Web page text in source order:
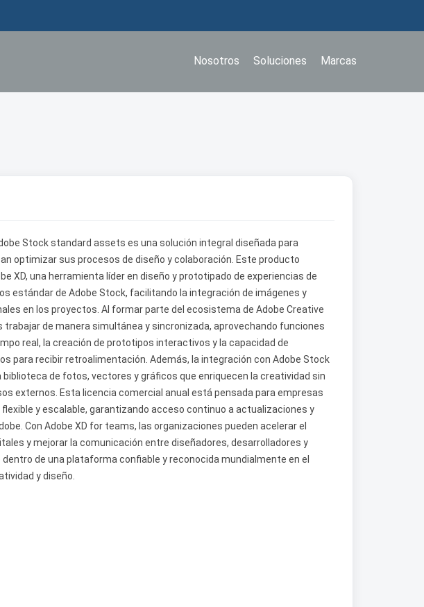
Marcas
Soluciones
Nosotros
Stock standard assets es una solución integral diseñada para
optimizar sus procesos de diseño y colaboración. Este producto
XD, una herramienta líder en diseño y prototipado de experiencias de
estándar de Adobe Stock, facilitando la integración de imágenes y
en los proyectos. Al formar parte del ecosistema de Adobe Creative
trabajar de manera simultánea y sincronizada, aprovechando funciones
real, la creación de prototipos interactivos y la capacidad de
para recibir retroalimentación. Además, la integración con Adobe Stock
de fotos, vectores y gráficos que enriquecen la creatividad sin
externos. Esta licencia comercial anual está pensada para empresas
y escalable, garantizando acceso continuo a actualizaciones y
Con Adobe XD for teams, las organizaciones pueden acelerar el
y mejorar la comunicación entre diseñadores, desarrolladores y
de una plataforma confiable y reconocida mundialmente en el
y diseño.